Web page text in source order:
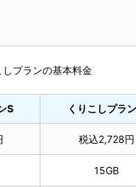
しプランの基本料金
S くりこしプラ
税込2,728円
15GB